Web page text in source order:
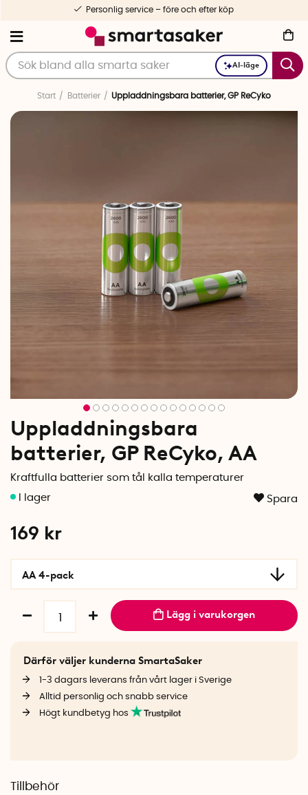
AI-läge
Personlig service – före och efter köp
Start Batterier Uppladdningsbara batterier, GP ReCyko
Uppladdningsbara
batterier, GP ReCyko, AA
Kraftfulla batterier som tål kalla temperaturer
Spara
169 kr
AA 4-pack
Lägg i varukorgen
Därför väljer kunderna SmartaSaker
1-3 dagars leverans från vårt lager i Sverige
Alltid personlig och snabb service
Högt kundbetyg hos
Tillbehör